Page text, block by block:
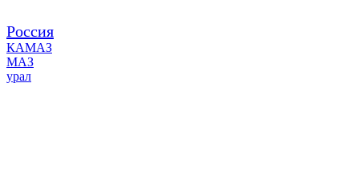
Россия
КАМАЗ
МАЗ
урал